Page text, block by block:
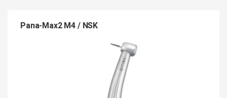
Pana-Max2 M4 / NSK